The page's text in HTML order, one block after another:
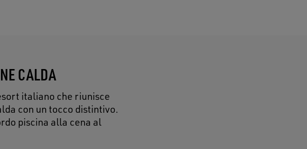
CALDA
italiano che riunisce
con un tocco distintivo.
piscina alla cena al